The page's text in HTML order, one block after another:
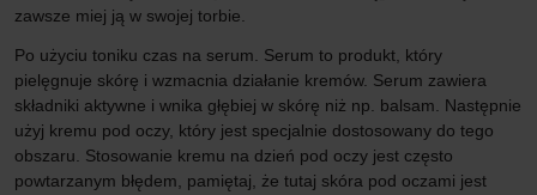
zawsze miej ją w swojej torbie.
Po użyciu toniku czas na serum. Serum to produkt, który
pielęgnuje skórę i wzmacnia działanie kremów. Serum zawiera
składniki aktywne i wnika głębiej w skórę niż np. balsam. Następnie
użyj kremu pod oczy, który jest specjalnie dostosowany do tego
obszaru. Stosowanie kremu na dzień pod oczy jest często
powtarzanym błędem, pamiętaj, że tutaj skóra pod oczami jest